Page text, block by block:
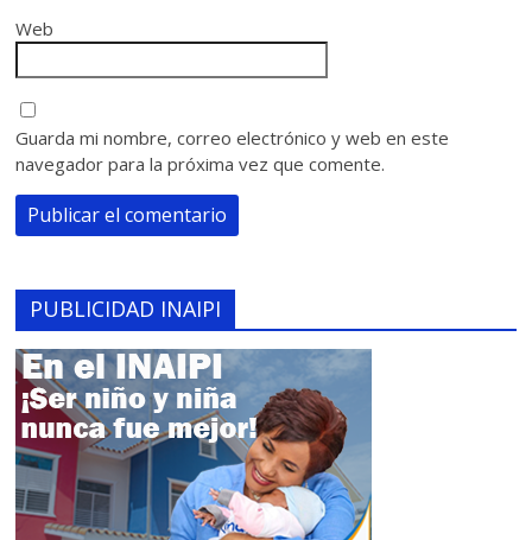
Web
Guarda mi nombre, correo electrónico y web en este
navegador para la próxima vez que comente.
PUBLICIDAD INAIPI